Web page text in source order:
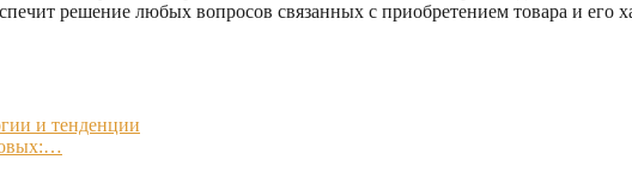
решение любых вопросов связанных с приобретением товара и его
и тенденции